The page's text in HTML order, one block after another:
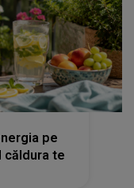
pe
căldura te